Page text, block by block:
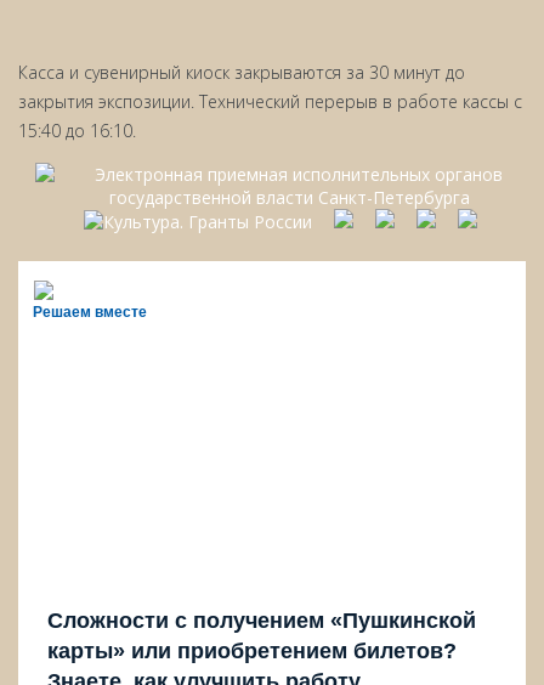
Касса и сувенирный киоск закрываются за 30 минут до
закрытия экспозиции. Технический перерыв в работе кассы с
15:40 до 16:10.
Решаем вместе
Сложности с получением «Пушкинской
карты» или приобретением билетов?